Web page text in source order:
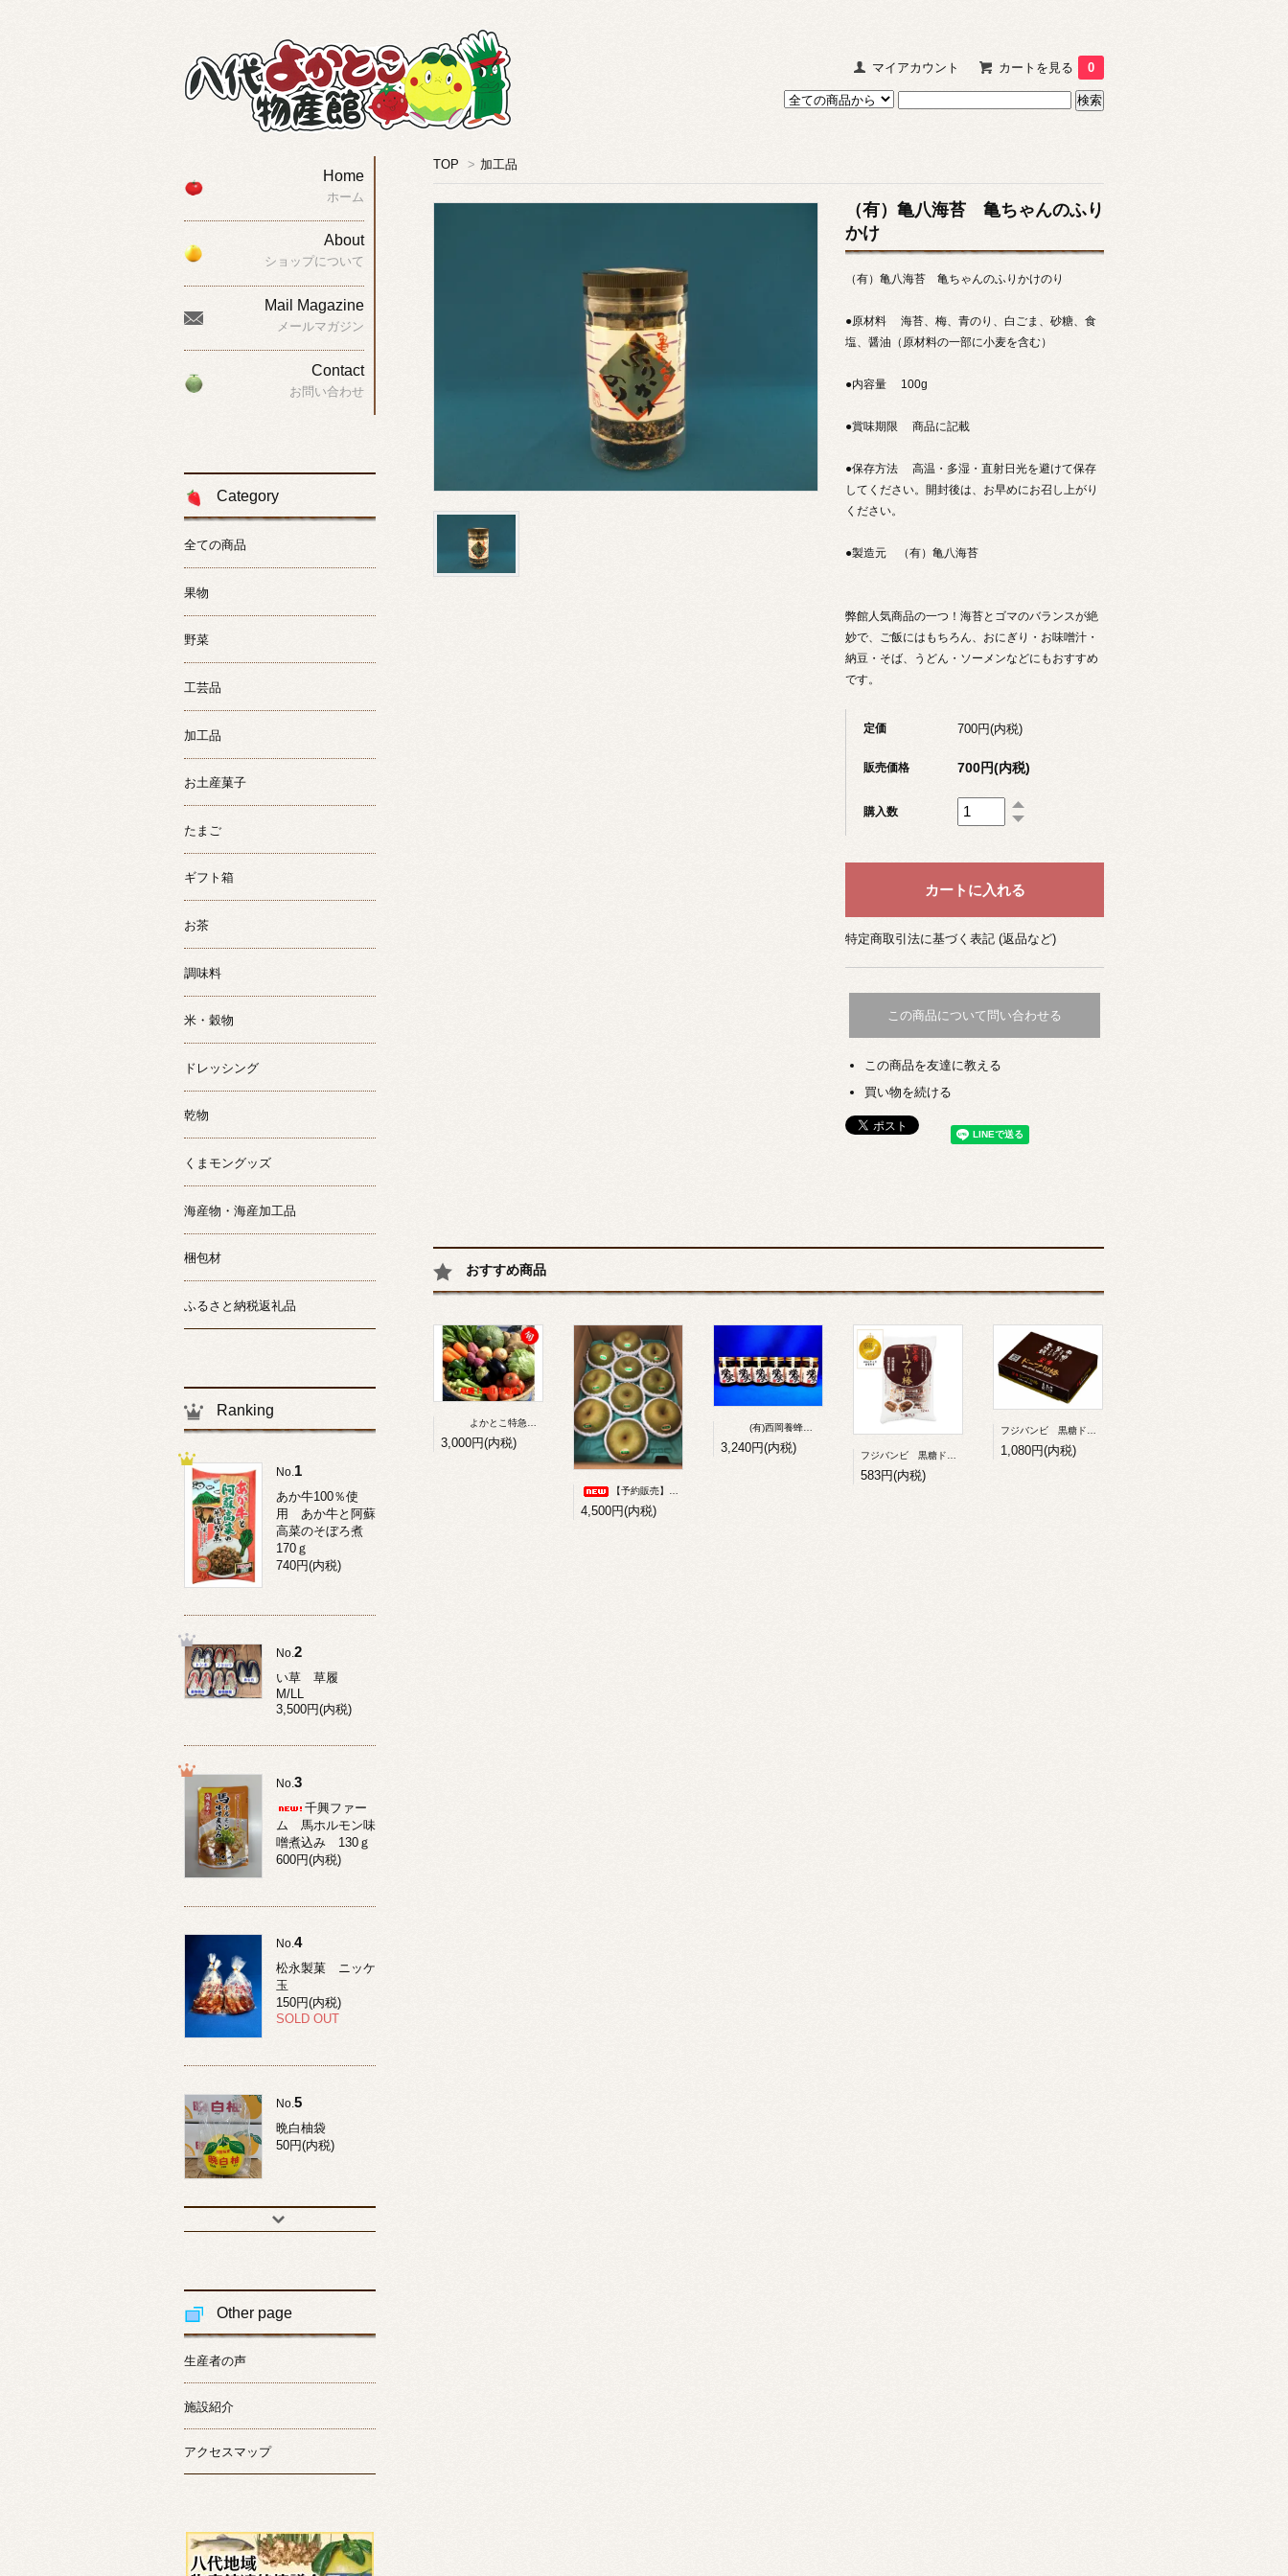
マイアカウント カートを見る 0
TOP > 加工品
（有）亀八海苔 亀ちゃんのふり
かけ
（有）亀八海苔 亀ちゃんのふりかけのり
●原材料 海苔、梅、青のり、白ごま、砂糖、食
塩、醤油（原材料の一部に小麦を含む）
●内容量 100g
●賞味期限 商品に記載
●保存方法 高温・多湿・直射日光を避けて保存
してください。開封後は、お早めにお召し上がり
ください。
●製造元 （有）亀八海苔
弊館人気商品の一つ！海苔とゴマのバランスが絶
妙で、ご飯にはもちろん、おにぎり・お味噌汁・
納豆・そば、うどん・ソーメンなどにもおすすめ
です。
定価 700円(内税)
販売価格 700円(内税)
購入数
特定商取引法に基づく表記 (返品など)
この商品について問い合わせる
この商品を友達に教える
買い物を続ける
おすすめ商品
よかとこ特急便（季節の野菜詰合せ便）
3,000円(内税)
【予約販売】シャリッ！今年も味に自信！吉野梨（幸水・豊水・秋月・新高）約5kg
4,500円(内税)
(有)西岡養蜂園 国産純正蜂蜜 各種（百花・あかしあ・りんご・クローバー）480g
3,240円(内税)
583円(内税)
1,080円(内税)
Home
ホーム
About
ショップについて
Mail Magazine
メールマガジン
Contact
お問い合わせ
Category
全ての商品
果物
野菜
工芸品
加工品
お土産菓子
たまご
ギフト箱
お茶
調味料
米・穀物
ドレッシング
乾物
くまモングッズ
海産物・海産加工品
梱包材
ふるさと納税返礼品
Ranking
No.1
あか牛100％使
用 あか牛と阿蘇
高菜のそぼろ煮
170ｇ
740円(内税)
No. 2
い草 草履
M/LL
3,500円(内税)
No.3
千興ファー
ム 馬ホルモン味
噌煮込み 130ｇ
600円(内税)
No.4
松永製菓 ニッケ
玉
150円(内税)
SOLD OUT
No.5
晩白柚袋
50円(内税)
Other page
生産者の声
施設紹介
アクセスマップ